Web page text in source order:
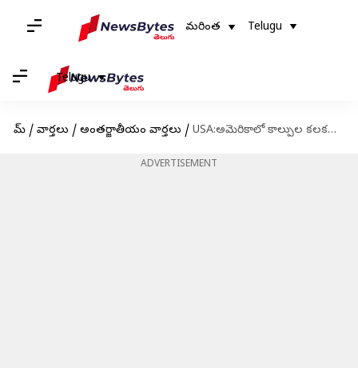
మరింత Telugu
Telugu
హోమ్ / వార్తలు / అంతర్జాతీయం వార్తలు / USA:అమెరికాలో కాల్పుల కలకలం.. 22 మంది మృతి,60 మందికిపైగా గాయాలు
ADVERTISEMENT